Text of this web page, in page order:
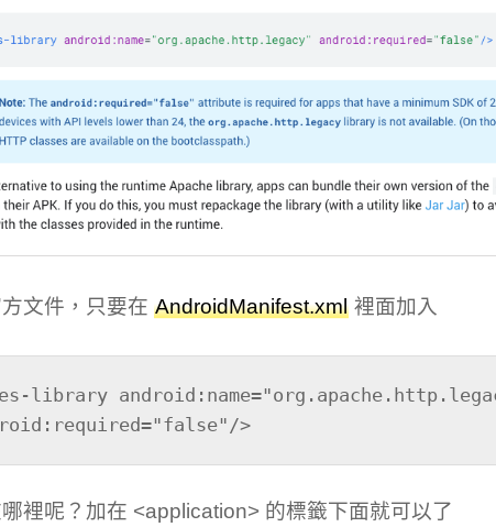
文件，只要在 AndroidManifest.xml 裡面加入
library
>
裡呢？加在 <application> 的標籤下面就可以了